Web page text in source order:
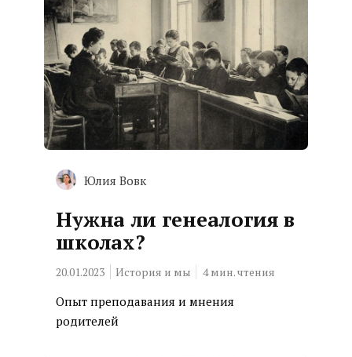
Юлия Вовк
Нужна ли генеалогия в
школах?
20.01.2023 История и мы 4мин. чтения
Опыт преподавания и мнения
родителей